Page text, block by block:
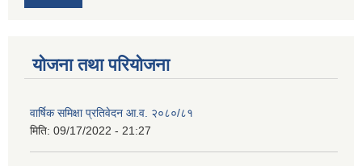
योजना तथा परियोजना
वार्षिक समिक्षा प्रतिवेदन आ.व. २०८०/८१
मिति: 09/17/2022 - 21:27